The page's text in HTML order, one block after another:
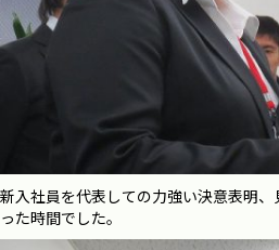
新入社員を代表しての力強い決意表明
った時間でした。